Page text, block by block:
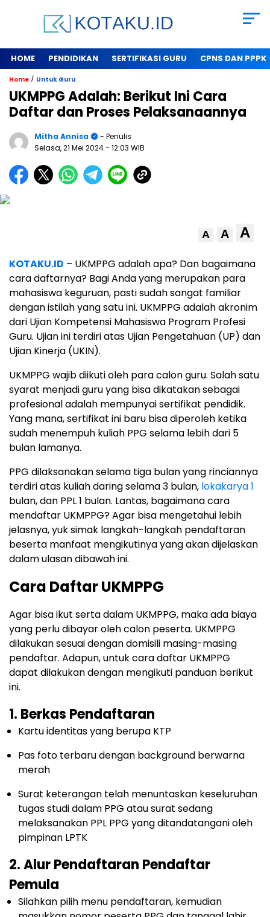
HOME PENDIDIKAN SERTIFIKASI GURU CPNS DAN PPPK
Home / Untuk Guru
UKMPPG Adalah: Berikut Ini Cara
Daftar dan Proses Pelaksanaannya
Mitha Annisa
- Penulis
Selasa, 21 Mei 2024- 12:03 WIB
A A A
KOTAKU.ID – UKMPPG adalah apa? Dan bagaimana
cara daftarnya? Bagi Anda yang merupakan para
mahasiswa keguruan, pasti sudah sangat familiar
dengan istilah yang satu ini. UKMPPG adalah akronim
dari Ujian Kompetensi Mahasiswa Program Profesi
Guru. Ujian ini terdiri atas Ujian Pengetahuan (UP) dan
Ujian Kinerja (UKIN).
UKMPPG wajib diikuti oleh para calon guru. Salah satu
syarat menjadi guru yang bisa dikatakan sebagai
profesional adalah mempunyai sertifikat pendidik.
Yang mana, sertifikat ini baru bisa diperoleh ketika
sudah menempuh kuliah PPG selama lebih dari 5
bulan lamanya.
PPG dilaksanakan selama tiga bulan yang rinciannya
terdiri atas kuliah daring selama 3 bulan, lokakarya 1
bulan, dan PPL 1 bulan. Lantas, bagaimana cara
mendaftar UKMPPG? Agar bisa mengetahui lebih
jelasnya, yuk simak langkah-langkah pendaftaran
beserta manfaat mengikutinya yang akan dijelaskan
dalam ulasan dibawah ini.
Cara Daftar UKMPPG
Agar bisa ikut serta dalam UKMPPG, maka ada biaya
yang perlu dibayar oleh calon peserta. UKMPPG
dilakukan sesuai dengan domisili masing-masing
pendaftar. Adapun, untuk cara daftar UKMPPG
dapat dilakukan dengan mengikuti panduan berikut
ini.
1. Berkas Pendaftaran
Kartu identitas yang berupa KTP
Pas foto terbaru dengan background berwarna
merah
Surat keterangan telah menuntaskan keseluruhan
tugas studi dalam PPG atau surat sedang
melaksanakan PPL PPG yang ditandatangani oleh
pimpinan LPTK
2. Alur Pendaftaran Pendaftar
Pemula
Silahkan pilih menu pendaftaran, kemudian